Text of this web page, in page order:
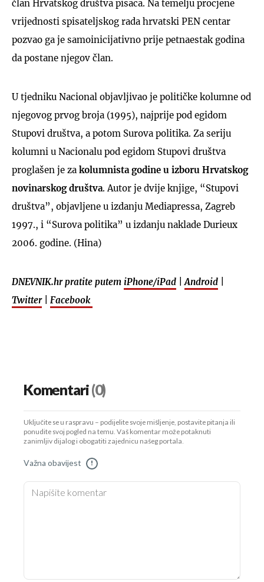
član Hrvatskog društva pisaca. Na temelju procjene
vrijednosti spisateljskog rada hrvatski PEN centar
pozvao ga je samoinicijativno prije petnaestak godina
da postane njegov član.
U tjedniku Nacional objavljivao je političke kolumne od
njegovog prvog broja (1995), najprije pod egidom
Stupovi društva, a potom Surova politika. Za seriju
kolumni u Nacionalu pod egidom Stupovi društva
proglašen je za kolumnista godine u izboru Hrvatskog
novinarskog društva. Autor je dvije knjige, “Stupovi
društva”, objavljene u izdanju Mediapressa, Zagreb
1997., i “Surova politika” u izdanju naklade Durieux
2006. godine. (Hina)
DNEVNIK.hr pratite putem iPhone/iPad Android
Twitter| Facebook
Komentari(0)
Uključite se u raspravu – podijelite svoje mišljenje, postavite pitanja ili
ponudite svoj pogled na temu. Vaš komentar može potaknuti
zanimljiv dijalog i obogatiti zajednicu našeg portala.
Važna obavijest !